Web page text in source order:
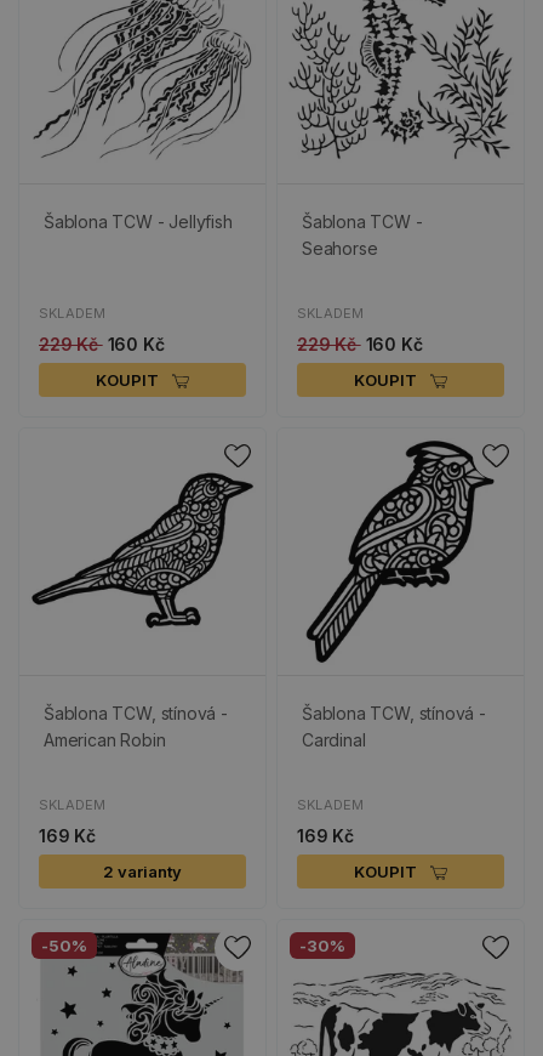
Šablona TCW - Jellyfish
SKLADEM
229 Kč 160 Kč
KOUPIT
Šablona TCW -
Seahorse
SKLADEM
229 Kč 160 Kč
KOUPIT
Šablona TCW, stínová -
American Robin
SKLADEM
169 Kč
2 varianty
Šablona TCW, stínová -
Cardinal
SKLADEM
169 Kč
KOUPIT
-50% -30%